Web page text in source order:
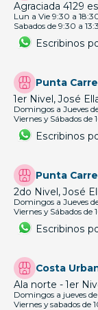
Agraciada 4129
Lun a Vie 9:30 a
Sabados de 9:30 a
Escribinos
Punta
1er Nivel, José
Domingos a Jueves
Viernes y Sábados de
Escribinos
Punta
2do Nivel, José
Domingos a Jueves
Viernes y Sábados de
Escribinos
Costa
Ala norte - 1er
Domingos a jueves de
Viernes y sabados de